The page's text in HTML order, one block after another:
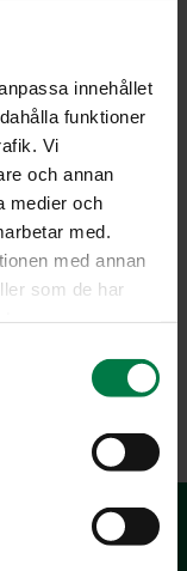
innehållet
funktioner
Vi
och annan
medier och
med.
med annan
som de har
Hongisto